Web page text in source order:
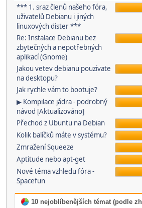
*** 1. sraz členů našeho fóra,
uživatelů Debianu i jiných
linuxových dister ***
Re: Instalace Debianu bez
zbytečných a nepotřebných
aplikací (Gnome)
Jakou vetev debianu pouzivate
na desktopu?
Jak rychle vám to bootuje?
▶ Kompilace jádra - podrobný
návod [Aktualizováno]
Přechod z Ubuntu na Debian
Kolik balíčků máte v systému?
Zmražení Squeeze
Aptitude nebo apt-get
Nové téma vzhledu fóra -
Spacefun
10 nejoblíbenějších témat (podle